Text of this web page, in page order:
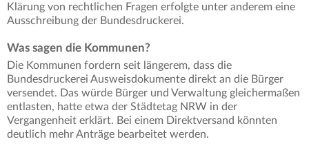
Klärung von rechtlichen Fragen erfolgte unter anderem eine
Ausschreibung der Bundesdruckerei.
Was sagen die Kommunen?
Die Kommunen fordern seit längerem, dass die
Bundesdruckerei Ausweisdokumente direkt an die Bürger
versendet. Das würde Bürger und Verwaltung gleichermaßen
entlasten, hatte etwa der Städtetag NRW in der
Vergangenheit erklärt. Bei einem Direktversand könnten
deutlich mehr Anträge bearbeitet werden.